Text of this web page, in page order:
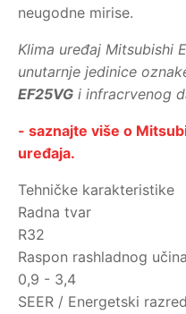
neugodne mirise.
Klima uređaj Mitsubishi
unutarnje jedinice
EF25VG i infracrvenog
- saznajte više o
uređaja.
Tehničke karakteristike
Radna tvar
R32
Raspon rashladnog
0,9 - 3,4
SEER / Energetski